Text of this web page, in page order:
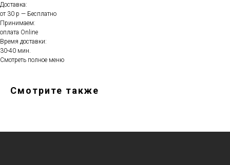
Доставка:
от 30 р — Бесплатно
Принимаем:
оплата Online
Время доставки:
30-40 мин.
Смотреть полное меню
Смотрите также